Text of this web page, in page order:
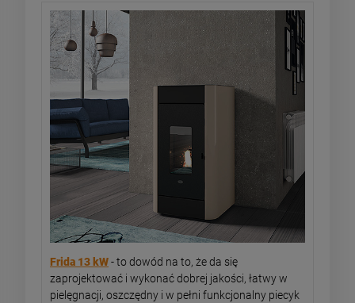
Frida 13 kW- to dowód na to, że da się
zaprojektować i wykonać dobrej jakości, łatwy w
pielęgnacji, oszczędny i w pełni funkcjonalny piecyk